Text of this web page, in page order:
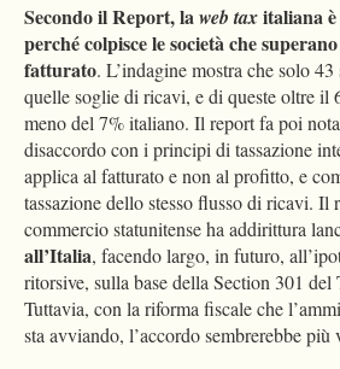
Secondo il Report, la web taxitaliana
perché colpisce le società che
fatturato. L’indagine mostra che solo
quelle soglie di ricavi, e di queste oltre il
meno del 7% italiano. Il report fa poi
disaccordo con i principi di tassazione
applica al fatturato e non al profitto, e
tassazione dello stesso flusso di ricavi. Il
commercio statunitense ha addirittura
all’Italia, facendo largo, in futuro,
ritorsive, sulla base della Section 301
Tuttavia, con la riforma fiscale che
sta avviando, l’accordo sembrerebbe più